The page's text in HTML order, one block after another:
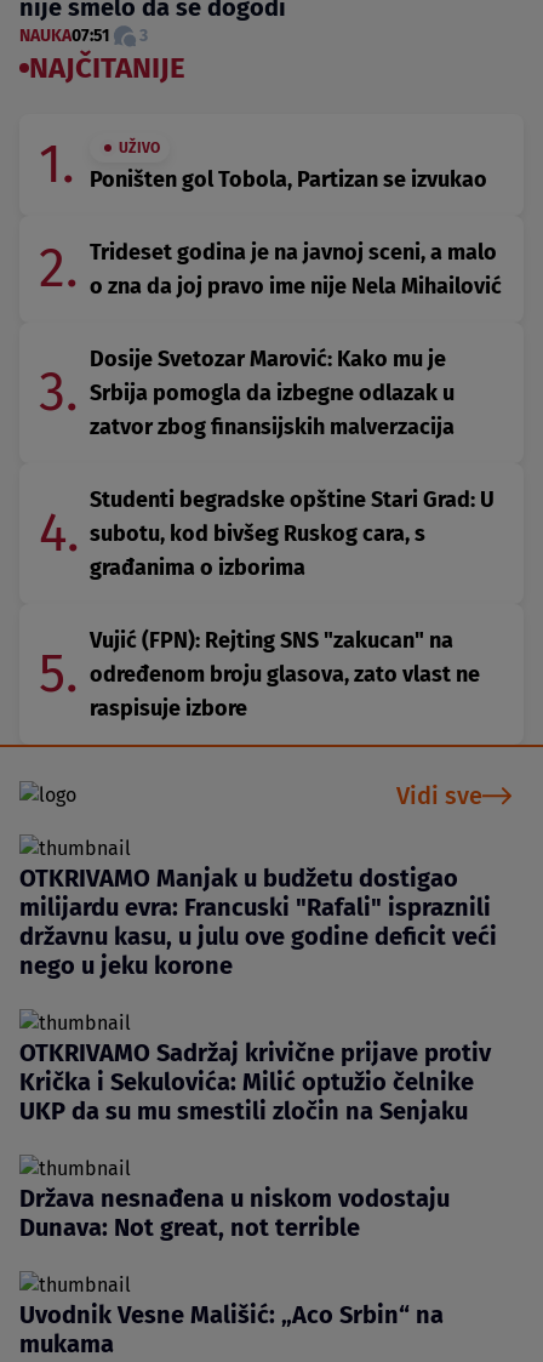
nije smelo da se dogodi
NAUKA07:51 3
NAJČITANIJE
1. UŽIVO
Poništen gol Tobola, Partizan se izvukao
2. Trideset godina je na javnoj sceni, a malo
o zna da joj pravo ime nije Nela Mihailović
3.
Dosije Svetozar Marović: Kako mu je
Srbija pomogla da izbegne odlazak u
zatvor zbog finansijskih malverzacija
4.
Studenti begradske opštine Stari Grad: U
subotu, kod bivšeg Ruskog cara, s
građanima o izborima
5.
Vujić (FPN): Rejting SNS "zakucan" na
određenom broju glasova, zato vlast ne
raspisuje izbore
Vidi sve
OTKRIVAMO Manjak u budžetu dostigao
milijardu evra: Francuski "Rafali" ispraznili
državnu kasu, u julu ove godine deficit veći
nego u jeku korone
OTKRIVAMO Sadržaj krivične prijave protiv
Krička i Sekulovića: Milić optužio čelnike
UKP da su mu smestili zločin na Senjaku
Država nesnađena u niskom vodostaju
Dunava: Not great, not terrible
Uvodnik Vesne Mališić: „Aco Srbin“ na
mukama